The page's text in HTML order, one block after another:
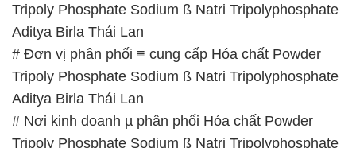
Tripoly Phosphate Sodium ß Natri Tripolyphosphate
Aditya Birla Thái Lan
# Đơn vị phân phối ≡ cung cấp Hóa chất Powder
Tripoly Phosphate Sodium ß Natri Tripolyphosphate
Aditya Birla Thái Lan
# Nơi kinh doanh µ phân phối Hóa chất Powder
Tripoly Phosphate Sodium ß Natri Tripolyphosphate